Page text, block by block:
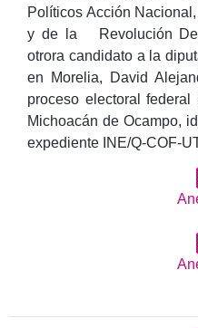
Políticos Acción
y de la Revolución
otrora candidato a la
en Morelia, David
proceso electoral
Michoacán de Ocampo,
expediente INE/Q-COF-